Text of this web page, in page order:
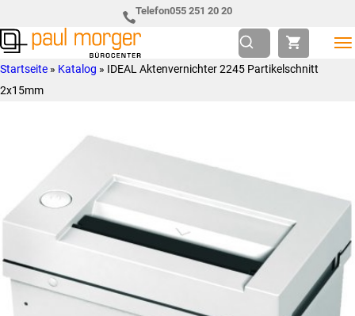
Hauptnavigation
springen
to
main
content
Telefon055 251 20 20
Paul
Morger
so
individuell
Startseite » Katalog » IDEAL Aktenvernichter 2245 Partikelschnitt
2x15mm